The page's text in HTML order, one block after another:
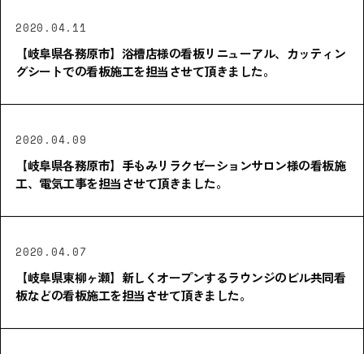
2020.04.11
【岐阜県各務原市】浴槽店様の看板リニューアル、カッティン
グシートでの看板施工を担当させて頂きました。
2020.04.09
【岐阜県各務原市】手もみリラクゼーションサロン様の看板施
工、電気工事を担当させて頂きました。
2020.04.07
【岐阜県東柳ヶ瀬】新しくオープンするラウンジのビル共同看
板などの看板施工を担当させて頂きました。